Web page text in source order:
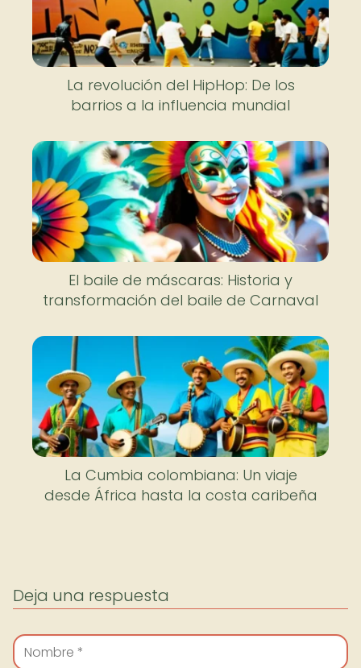
La revolución del HipHop: De los
barrios a la influencia mundial
El baile de máscaras: Historia y
transformación del baile de Carnaval
La Cumbia colombiana: Un viaje
desde África hasta la costa caribeña
Deja una respuesta